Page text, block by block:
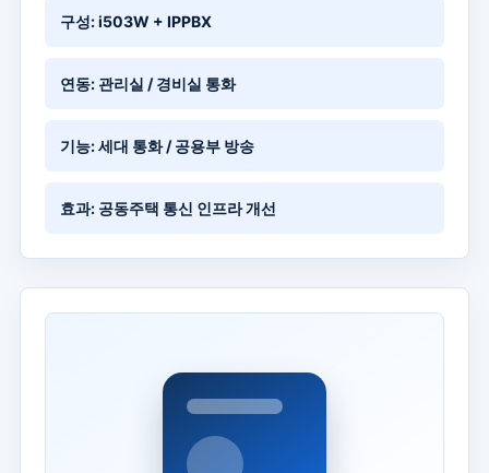
구성: i503W + IPPBX
연동: 관리실 / 경비실 통화
기능: 세대 통화 / 공용부 방송
효과: 공동주택 통신 인프라 개선